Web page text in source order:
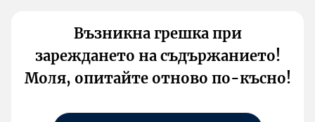
Възникна грешка при
зареждането на съдържанието!
Моля, опитайте отново по-късно!